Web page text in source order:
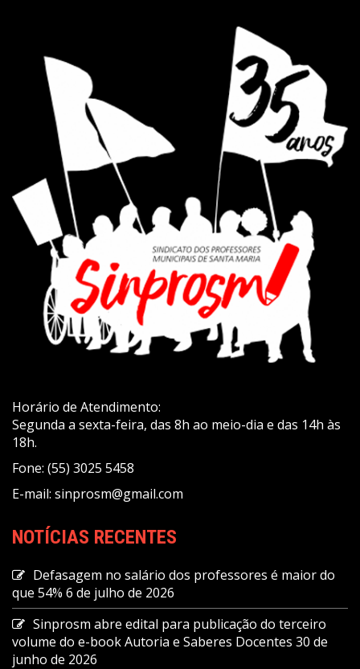
Horário de Atendimento:
Segunda a sexta-feira, das 8h ao meio-dia e das 14h às
18h.
Fone: (55) 3025 5458
E-mail: sinprosm@gmail.com
NOTÍCIAS RECENTES
Defasagem no salário dos professores é maior do
que 54% 6 de julho de 2026
Sinprosm abre edital para publicação do terceiro
volume do e-book Autoria e Saberes Docentes 30 de
junho de 2026